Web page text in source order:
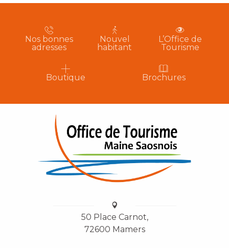
Nos bonnes
adresses
Nouvel
habitant
L’Office de
Tourisme
Boutique Brochures
50 Place Carnot,
72600 Mamers